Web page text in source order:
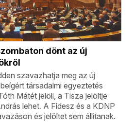
dönt az új
szavazhatja meg az új
társadalmi egyeztetés
Mátét jelöli, a Tisza jelöltje
lehet. A Fidesz és a KDNP
és jelöltet sem állítanak.